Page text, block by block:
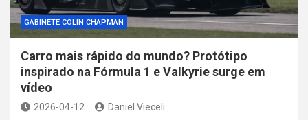
GABINETE COLIN CHAPMAN
Carro mais rápido do mundo? Protótipo
inspirado na Fórmula 1 e Valkyrie surge em
vídeo
2026-04-12 Daniel Vieceli